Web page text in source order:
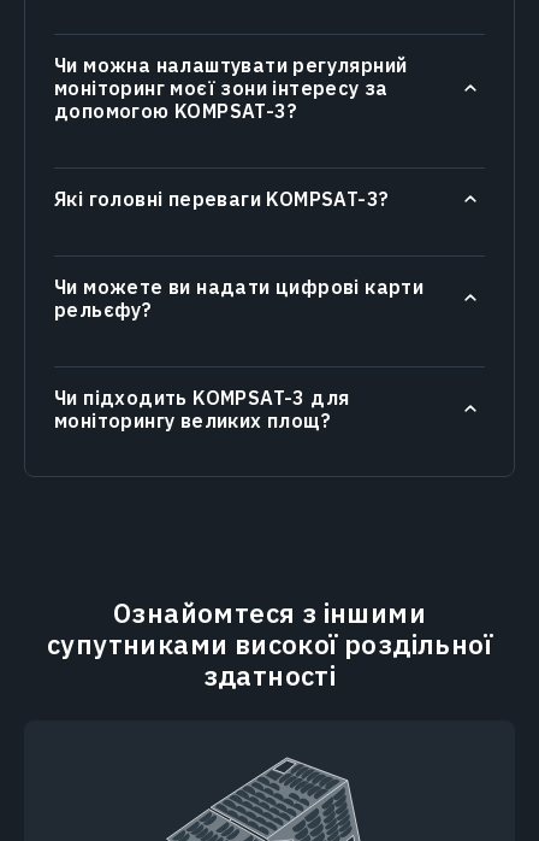
Чи можна налаштувати регулярний
моніторинг моєї зони інтересу за
допомогою KOMPSAT-3?
Які головні переваги KOMPSAT-3?
Чи можете ви надати цифрові карти
рельєфу?
Чи підходить KOMPSAT-3 для
моніторингу великих площ?
Ознайомтеся з іншими
супутниками високої роздільної
здатності